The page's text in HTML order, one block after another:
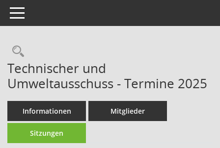
Toggle navigation
Technischer und
Umweltausschuss - Termine 2025
Informationen Mitglieder
Sitzungen